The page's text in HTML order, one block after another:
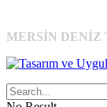
MERSİN DENİZ